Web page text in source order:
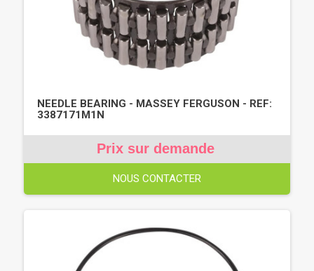
NEEDLE BEARING - MASSEY FERGUSON - REF:
3387171M1N
Prix sur demande
NOUS CONTACTER